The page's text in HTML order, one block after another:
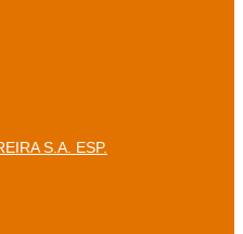
S.A. ESP.